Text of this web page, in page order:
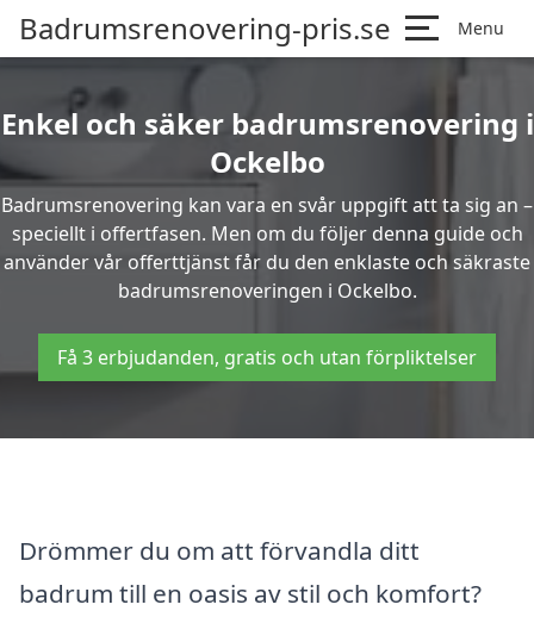
Badrumsrenovering-pris.se Menu
Enkel och säker badrumsrenovering i
Ockelbo
Badrumsrenovering kan vara en svår uppgift att ta sig an –
speciellt i offertfasen. Men om du följer denna guide och
använder vår offerttjänst får du den enklaste och säkraste
badrumsrenoveringen i Ockelbo.
Få 3 erbjudanden, gratis och utan förpliktelser
Drömmer du om att förvandla ditt
badrum till en oasis av stil och komfort?